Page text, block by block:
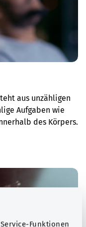
Funktionen
aus unzähligen
Aufgaben wie
des Körpers.